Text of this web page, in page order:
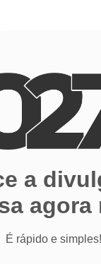
a
agora
É rápido e simples!